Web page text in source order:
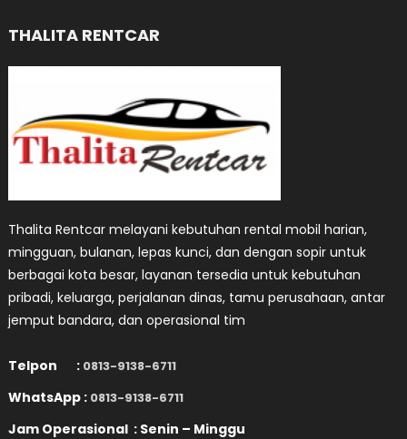
THALITA RENTCAR
Thalita Rentcar melayani kebutuhan rental mobil harian,
mingguan, bulanan, lepas kunci, dan dengan sopir untuk
berbagai kota besar, layanan tersedia untuk kebutuhan
pribadi, keluarga, perjalanan dinas, tamu perusahaan, antar
jemput bandara, dan operasional tim
Telpon : 0813-9138-6711
WhatsApp : 0813-9138-6711
Jam Operasional : Senin – Minggu